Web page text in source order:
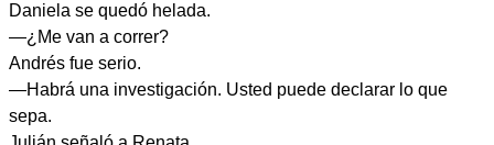
Daniela se quedó helada.
—¿Me van a correr?
Andrés fue serio.
—Habrá una investigación. Usted puede declarar lo que
sepa.